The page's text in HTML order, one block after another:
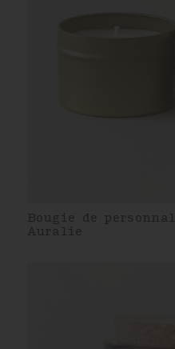
Bougie de
Auralie